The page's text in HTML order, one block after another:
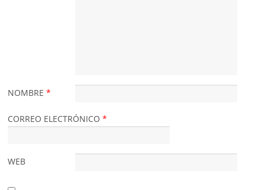
NOMBRE*
CORREO ELECTRÓNICO*
WEB